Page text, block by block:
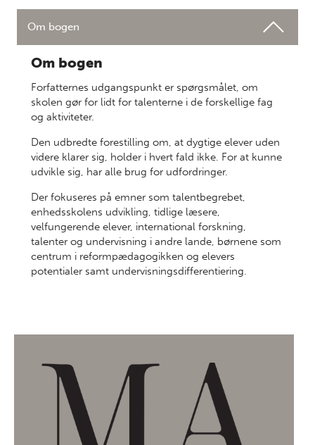
Om bogen
Om bogen
Forfatternes udgangspunkt er spørgsmålet, om
skolen gør for lidt for talenterne i de forskellige fag
og aktiviteter.
Den udbredte forestilling om, at dygtige elever uden
videre klarer sig, holder i hvert fald ikke. For at kunne
udvikle sig, har alle brug for udfordringer.
Der fokuseres på emner som talentbegrebet,
enhedsskolens udvikling, tidlige læsere,
velfungerende elever, international forskning,
talenter og undervisning i andre lande, børnene som
centrum i reformpædagogikken og elevers
potentialer samt undervisningsdifferentiering.